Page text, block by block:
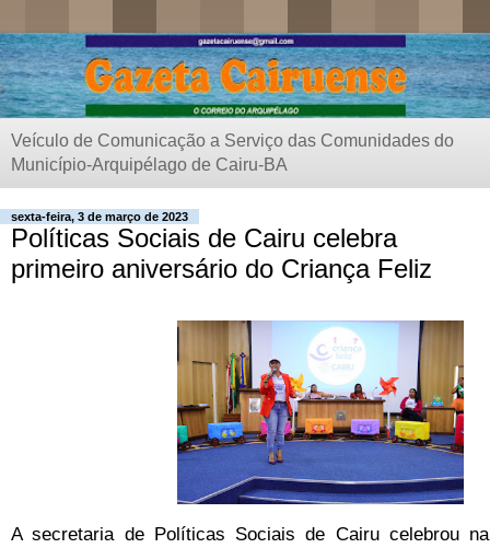
Veículo de Comunicação a Serviço das Comunidades do
Município-Arquipélago de Cairu-BA
sexta-feira, 3 de março de 2023
Políticas Sociais de Cairu celebra
primeiro aniversário do Criança Feliz
A secretaria de Políticas Sociais de Cairu celebrou